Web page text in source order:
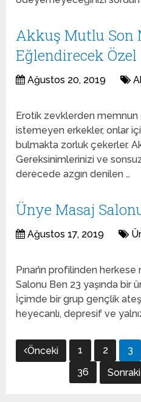
Akkuş Mutlu Son
Eğlendirecek Özel
Ağustos 20, 2019
Erotik zevklerden
istemeyen erkekler, onlar
bulmakta zorluk çekerler.
Gereksinimlerinizi ve sonsuz
derecede azgın denilen …
Ünye Masaj
Ağustos 17, 2019
Pınar’ın profilinden
Salonu Ben 23 yaşında bir
İçimde bir grup gençlik
heyecanlı, depresif ve
Yazı
gezinmesi
Önceki 1 2 3
36